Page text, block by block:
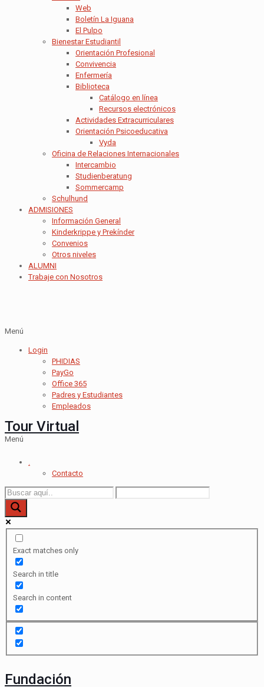
Web
Boletín La Iguana
El Pulpo
Bienestar Estudiantil
Orientación Profesional
Convivencia
Enfermería
Biblioteca
Catálogo en línea
Recursos electrónicos
Actividades Extracurriculares
Orientación Psicoeducativa
Vyda
Oficina de Relaciones Internacionales
Intercambio
Studienberatung
Sommercamp
Schulhund
ADMISIONES
Información General
Kinderkrippe y Prekínder
Convenios
Otros niveles
ALUMNI
Trabaje con Nosotros
Menú
Login
PHIDIAS
PayGo
Office 365
Padres y Estudiantes
Empleados
Tour Virtual
Menú
.
Contacto
Exact matches only
Search in title
Search in content
Fundación